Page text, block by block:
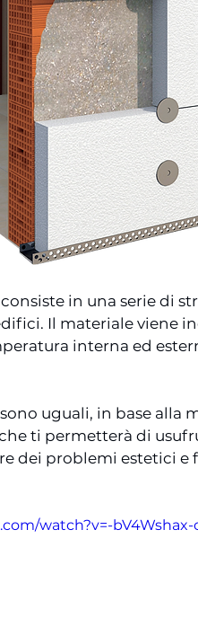
in una serie di
Il materiale viene
interna ed
uguali, in base alla
ti permetterà di
dei problemi estetici e
watch?v=-bV4Wshax-